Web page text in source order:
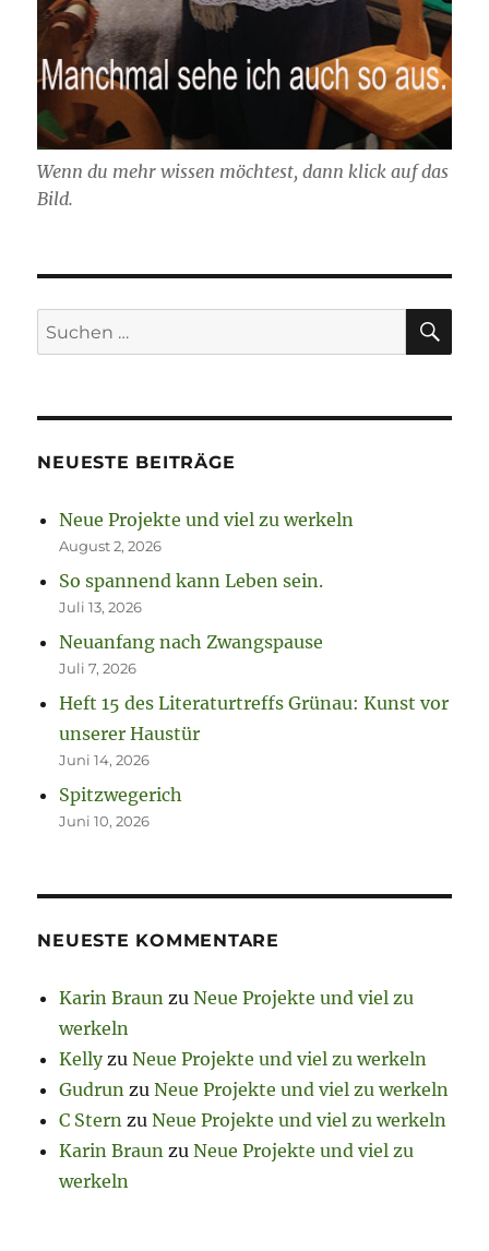
Wenn du mehr wissen möchtest, dann klick auf das
Bild.
Suchen
nach:
NEUESTE BEITRÄGE
Neue Projekte und viel zu werkeln
August 2, 2026
So spannend kann Leben sein.
Juli 13, 2026
Neuanfang nach Zwangspause
Juli 7, 2026
Heft 15 des Literaturtreffs Grünau: Kunst vor
unserer Haustür
Juni 14, 2026
Spitzwegerich
Juni 10, 2026
NEUESTE KOMMENTARE
Karin Braun zuNeue Projekte und viel zu
werkeln
KellyzuNeue Projekte und viel zu werkeln
Gudrun zuNeue Projekte und viel zu werkeln
C Stern zuNeue Projekte und viel zu werkeln
Karin Braun zuNeue Projekte und viel zu
werkeln